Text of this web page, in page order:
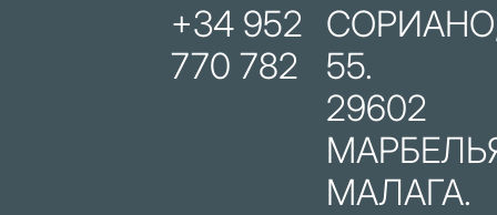
+34 952
770 782
55.
29602
МАЛАГА.